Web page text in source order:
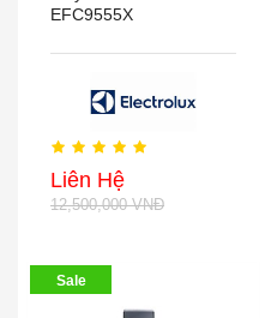
EFC9555X
Liên Hệ
12,500,000 VNĐ
Sale